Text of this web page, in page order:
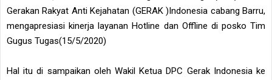
Gerakan Rakyat Anti Kejahatan (GERAK )Indonesia cabang Barru,
mengapresiasi kinerja layanan Hotline dan Offline di posko Tim
Gugus Tugas(15/5/2020)
Hal itu di sampaikan oleh Wakil Ketua DPC Gerak Indonesia ke